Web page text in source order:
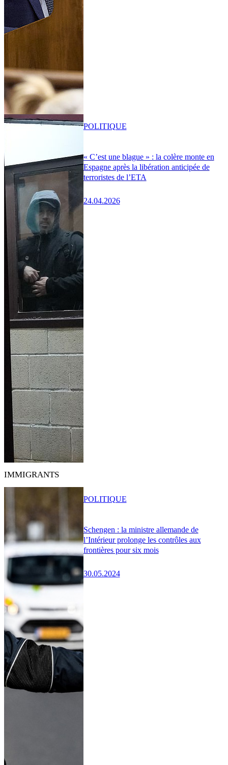
« C’est une blague » : la colère monte en
Espagne après la libération anticipée de
terroristes de l’ETA
24.04.2026
POLITIQUE
IMMIGRANTS
Schengen : la ministre allemande de
l’Intérieur prolonge les contrôles aux
frontières pour six mois
30.05.2024
POLITIQUE